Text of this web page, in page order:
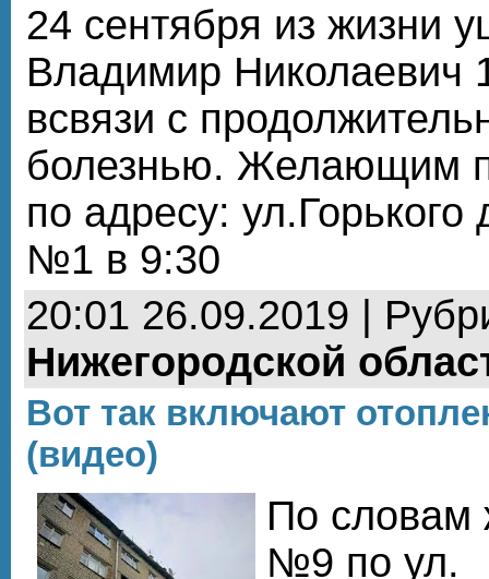
24 сентября из жизни
Владимир Николаевич
всвязи с
болезнью. Желающим
по адресу:
№1 в 9:30
20:01 26.09.2019 |
Нижегородской
Вот так включают
(видео)
По словам
№9 по ул.